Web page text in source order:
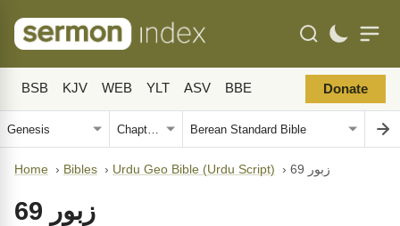
BSB KJV WEB YLT ASV BBE Donate
Home › Bibles › Urdu Geo Bible (Urdu Script) › زبور 69
زبور 69